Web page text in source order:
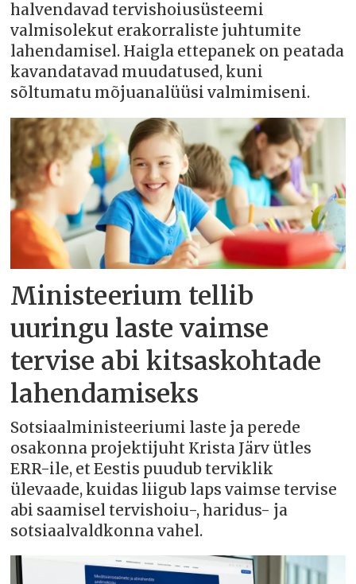
halvendavad tervishoiusüsteemi
valmisolekut erakorraliste juhtumite
lahendamisel. Haigla ettepanek on peatada
kavandatavad muudatused, kuni
sõltumatu mõjuanalüüsi valmimiseni.
Ministeerium tellib
uuringu laste vaimse
tervise abi kitsaskohtade
lahendamiseks
Sotsiaalministeeriumi laste ja perede
osakonna projektijuht Krista Järv ütles
ERR-ile, et Eestis puudub terviklik
ülevaade, kuidas liigub laps vaimse tervise
abi saamisel tervishoiu-, haridus- ja
sotsiaalvaldkonna vahel.